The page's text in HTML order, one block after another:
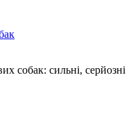
собак: сильні, серйозні